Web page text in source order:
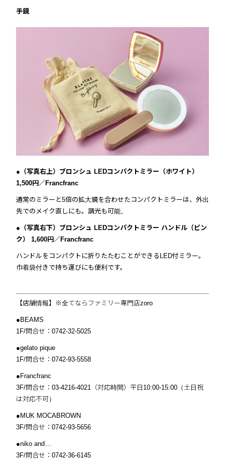
手鏡
●（写真右上）ブロンシュ LEDコンパクトミラー（ホワイト）
1,500円／Francfranc
通常のミラーと5倍の拡大鏡を合わせたコンパクトミラーは、外出
先でのメイク直しにも。調光も可能。
●（写真右下）ブロンシュ LEDコンパクトミラー ハンドル（ピン
ク） 1,600円／Francfranc
ハンドルをコンパクトに折りたたむことができるLED付ミラー。
巾着袋付きで持ち運びにも便利です。
【店舗情報】※全てならファミリー専門店zoro
●BEAMS
1F/問合せ：0742-32-5025
●gelato pique
1F/問合せ：0742-93-5558
●Francfranc
3F/問合せ：03-4216-4021（対応時間）平日10:00-15:00（土日祝
は対応不可）
●MUK MOCABROWN
3F/問合せ：0742-93-5656
●niko and…
3F/問合せ：0742-36-6145